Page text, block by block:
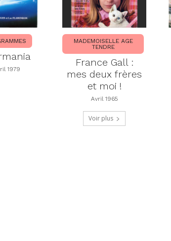
1979
MADEMOISELLE AGE
TENDRE
France Gall :
mes deux frères
et moi !
Avril 1965
Voir plus